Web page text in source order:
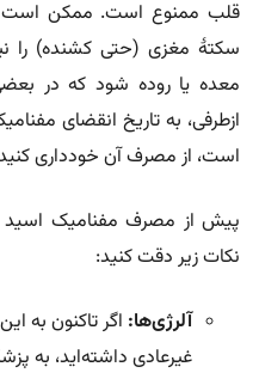
قلب ممنوع است. ممکن است
سکتۀ مغزی (حتی کشنده) را
معده یا روده شود که در
ازطرفی، به تاریخ انقضای
است، از مصرف آن خودداری
پیش از مصرف مفنامیک اسید
نکات زیر دقت کنید:
آلرژی‌ها: اگر تاکنون به
غیرعادی داشته‌اید، به